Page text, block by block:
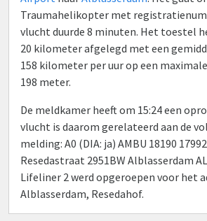
Traumahelikopter met
vlucht duurde 8 minuten. Het toestel
20 kilometer afgelegd met een
158 kilometer per uur op een
198 meter.
De meldkamer heeft om 15:24 een
vlucht is daarom gerelateerd aan de
melding: A0 (DIA: ja) AMBU 18190
Resedastraat 2951BW Alblasserdam
Lifeliner 2 werd opgeroepen voor het
Alblasserdam, Resedahof.